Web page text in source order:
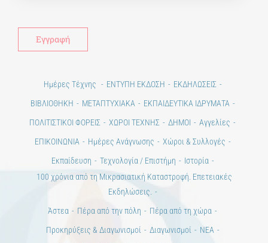
Ημέρες Τέχνης ΕΝΤΥΠΗ ΕΚΔΟΣΗ
ΕΚΔΗΛΩΣΕΙΣ
ΒΙΒΛΙΟΘΗΚΗ
ΜΕΤΑΠΤΥΧΙΑΚΑ
ΕΚΠΑΙΔΕΥΤΙΚΑ ΙΔΡΥΜΑΤΑ
ΠΟΛΙΤΙΣΤΙΚΟΙ ΦΟΡΕΙΣ
ΧΩΡΟΙ ΤΕΧΝΗΣ ΔΗΜΟΙ
Αγγελίες
ΕΠΙΚΟΙΝΩΝΙΑ
Ημέρες Ανάγνωσης
Χώροι & Συλλογές
Εκπαίδευση
Τεχνολογία / Επιστήμη
Ιστορία
100 χρόνια από τη Μικρασιατική Καταστροφή. Επετειακές
Εκδηλώσεις.
Άστεα
Πέρα από την πόλη
Πέρα από τη χώρα
Προκηρύξεις & Διαγωνισμοί
Διαγωνισμοί
ΝΕΑ